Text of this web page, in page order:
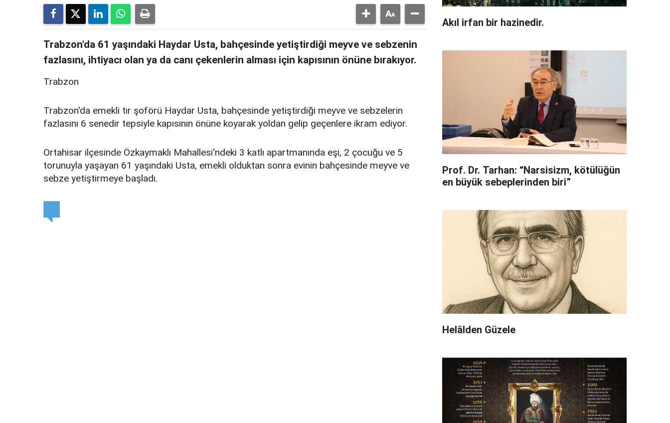
Trabzon'da 61 yaşındaki Haydar Usta, bahçesinde yetiştirdiği meyve ve sebzenin
fazlasını, ihtiyacı olan ya da canı çekenlerin alması için kapısının önüne bırakıyor.
Trabzon
Trabzon'da emekli tır şoförü Haydar Usta, bahçesinde yetiştirdiği meyve ve sebzelerin
fazlasını 6 senedir tepsiyle kapısının önüne koyarak yoldan gelip geçenlere ikram ediyor.
Ortahisar ilçesinde Özkaymaklı Mahallesi'ndeki 3 katlı apartmanında eşi, 2 çocuğu ve 5
torunuyla yaşayan 61 yaşındaki Usta, emekli olduktan sonra evinin bahçesinde meyve ve
sebze yetiştirmeye başladı.
Akıl irfan bir hazinedir.
Prof. Dr. Tarhan: “Narsisizm, kötülüğün
en büyük sebeplerinden biri”
Helâlden Güzele